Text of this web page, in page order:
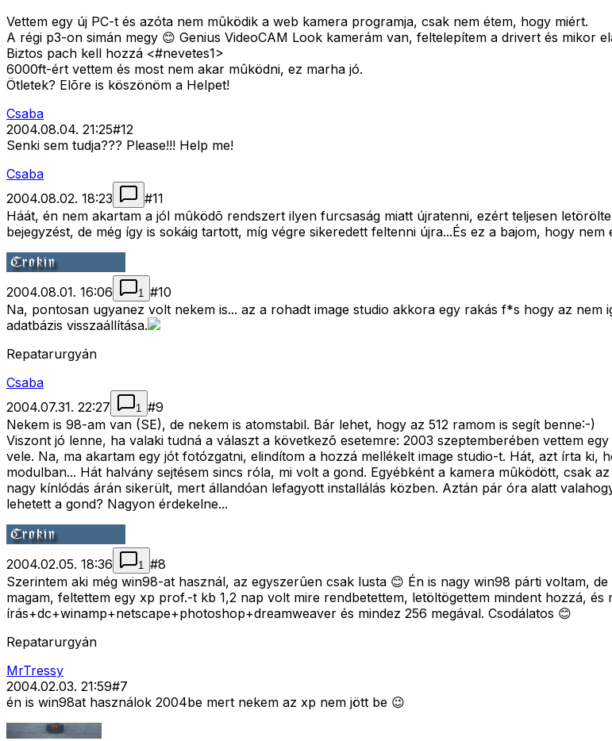
Vettem egy új PC-t és azóta nem mûködik a web kamera programja, csak nem étem, hogy miért.
A régi p3-on simán megy 😊 Genius VideoCAM Look kamerám van, feltelepítem a drivert és mikor
Biztos pach kell hozzá <#nevetes1>
6000ft-ért vettem és most nem akar mûködni, ez marha jó.
Ötletek? Elõre is köszönöm a Helpet!
Csaba
2004.08.04. 21:25#12
Senki sem tudja??? Please!!! Help me!
Csaba
2004.08.02. 18:23
#11
Háát, én nem akartam a jól mûködõ rendszert ilyen furcsaság miatt újratenni, ezért teljesen
bejegyzést, de még így is sokáig tartott, míg végre sikeredett feltenni újra...És ez a bajom, hogy
2004.08.01. 16:06 1 #10
Na, pontosan ugyanez volt nekem is... az a rohadt image studio akkora egy rakás f*s hogy az
adatbázis visszaállítása.
Repatarurgyán
Csaba
2004.07.31. 22:27
1 #9
Nekem is 98-am van (SE), de nekem is atomstabil. Bár lehet, hogy az 512 ramom is segít benne:-)
Viszont jó lenne, ha valaki tudná a választ a következõ esetemre: 2003 szeptemberében vettem
vele. Na, ma akartam egy jót fotózgatni, elindítom a hozzá mellékelt image studio-t. Hát, azt írta ki,
modulban... Hát halvány sejtésem sincs róla, mi volt a gond. Egyébként a kamera mûködött, csak
nagy kínlódás árán sikerült, mert állandóan lefagyott installálás közben. Aztán pár óra alatt
lehetett a gond? Nagyon érdekelne...
2004.02.05. 18:36 1 #8
Szerintem aki még win98-at használ, az egyszerûen csak lusta 😊 Én is nagy win98 párti voltam,
magam, feltettem egy xp prof.-t kb 1,2 nap volt mire rendbetettem, letöltögettem mindent hozzá,
írás+dc+winamp+netscape+photoshop+dreamweaver és mindez 256 megával. Csodálatos 😊
Repatarurgyán
MrTressy
2004.02.03. 21:59#7
én is win98at használok 2004be mert nekem az xp nem jött be 😉